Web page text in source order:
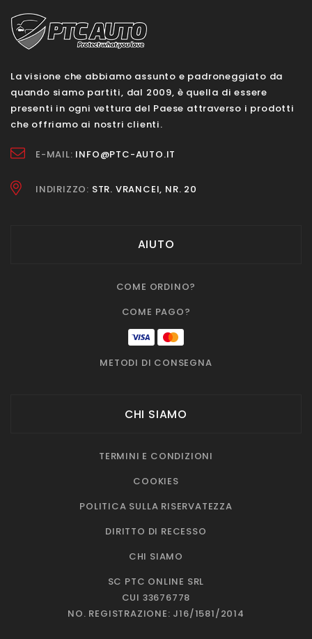
La visione che abbiamo assunto e padroneggiato da
quando siamo partiti, dal 2009, è quella di essere
presenti in ogni vettura del Paese attraverso i prodotti
che offriamo ai nostri clienti.
E-MAIL: INFO@PTC-AUTO.IT
INDIRIZZO: STR. VRANCEI, NR. 20
AIUTO
COME ORDINO?
COME PAGO?
METODI DI CONSEGNA
CHI SIAMO
TERMINI E CONDIZIONI
COOKIES
POLITICA SULLA RISERVATEZZA
DIRITTO DI RECESSO
CHI SIAMO
SC PTC ONLINE SRL
CUI 33676778
NO. REGISTRAZIONE: J16/1581/2014